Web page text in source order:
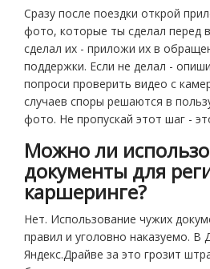
Сразу после поездки открой
фото, которые ты сделал перед
сделал их - приложи их в
поддержки. Если не делал -
попроси проверить видео с
случаев споры решаются в
фото. Не пропускай этот шаг -
Можно ли
документы для
каршеринге?
Нет. Использование чужих
правил и уголовно наказуемо. В
Яндекс.Драйве за это грозит